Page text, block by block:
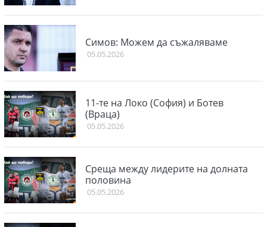
Симов: Можем да съжаляваме
05.05.2026
11-те на Локо (София) и Ботев
(Враца)
05.05.2026
Среща между лидерите на долната
половина
05.05.2026